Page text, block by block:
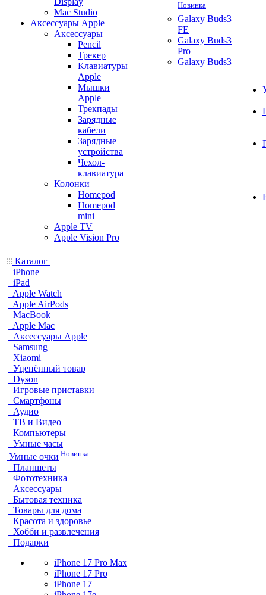
Mac Studio
Аксессуары Apple
Аксессуары
Pencil
Трекер
Клавиатуры
Apple
Мышки
Apple
Трекпады
Зарядные
кабели
Зарядные
устройства
Чехол-
клавиатура
Колонки
Homepod
Homepod
mini
Apple TV
Apple Vision Pro
Новинка
Galaxy Buds3
FE
Galaxy Buds3
Pro
Galaxy Buds3
Каталог
iPhone
iPad
Apple Watch
Apple AirPods
MacBook
Apple Mac
Аксессуары Apple
Samsung
Xiaomi
Уценённый товар
Dyson
Игровые приставки
Смартфоны
Аудио
ТВ и Видео
Компьютеры
Умные часы
Умные очки Новинка
Планшеты
Фототехника
Аксессуары
Бытовая техника
Товары для дома
Красота и здоровье
Хобби и развлечения
Подарки
iPhone 17 Pro Max
iPhone 17 Pro
iPhone 17